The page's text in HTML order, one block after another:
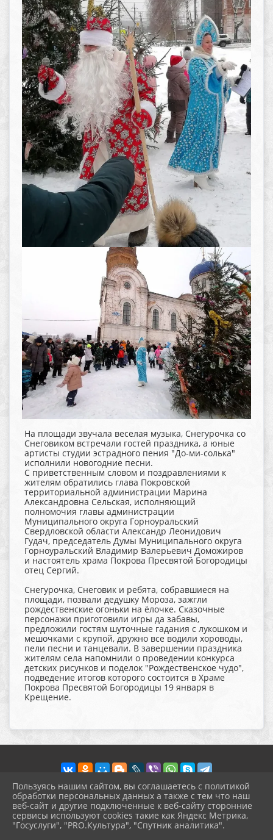
На площади звучала веселая музыка, Снегурочка со
Снеговиком встречали гостей праздника, а юные
артисты студии эстрадного пения "До-ми-солька"
исполнили новогодние песни.
С приветственным словом и поздравлениями к
жителям обратились глава Покровской
территориальной администрации Марина
Александровна Сельская, исполняющий
полномочия главы администрации
Муниципального округа Горноуральский
Свердловской области Александр Леонидович
Гудач, председатель Думы Муниципального округа
Горноуральский Владимир Валерьевич Доможиров
и настоятель храма Покрова Пресвятой Богородицы
отец Сергий.
Снегурочка, Снеговик и ребята, собравшиеся на
площади, позвали дедушку Мороза, зажгли
рождественские огоньки на ëлочке. Сказочные
персонажи приготовили игры да забавы,
предложили гостям шуточные гадания с лукошком и
мешочками с крупой, дружно все водили хороводы,
пели песни и танцевали. В завершении праздника
жителям села напомнили о проведении конкурса
детских рисунков и поделок "Рождественское чудо",
подведение итогов которого состоится в Храме
Покрова Пресвятой Богородицы 19 января в
Крещение.
2026 г. pokrov-ck.ru
Вход
Карта сайта
Пользуясь нашим сайтом, вы соглашаетесь с политикой
обработки персональных данных а также с тем что наш
веб-сайт и другие подключенные к веб-сайту сторонние
сервисы используют cookies такие как Яндекс Метрика,
"Госуслуги", "PRO.Культура", "Спутник аналитика".